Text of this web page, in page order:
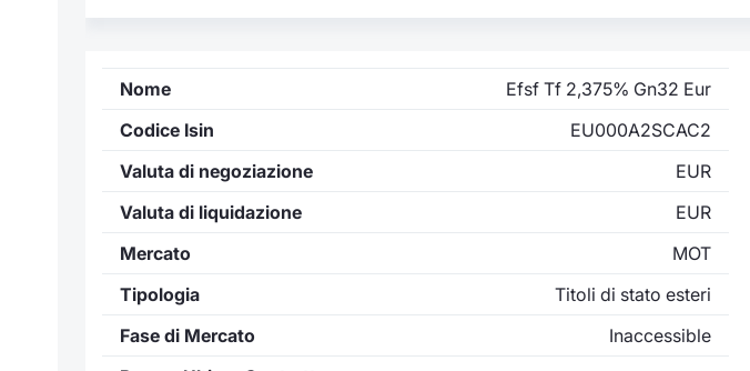
Nome
Efsf Tf 2,375% Gn32 Eur
Codice Isin
EU000A2SCAC2
Valuta di negoziazione
EUR
Valuta di liquidazione
EUR
Mercato
MOT
Tipologia
Titoli di stato esteri
Fase di Mercato
Inaccessible